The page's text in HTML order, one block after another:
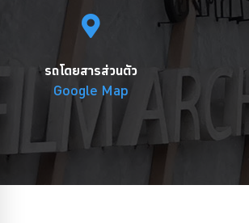
รถโดยสารส่วนตัว
Google Map